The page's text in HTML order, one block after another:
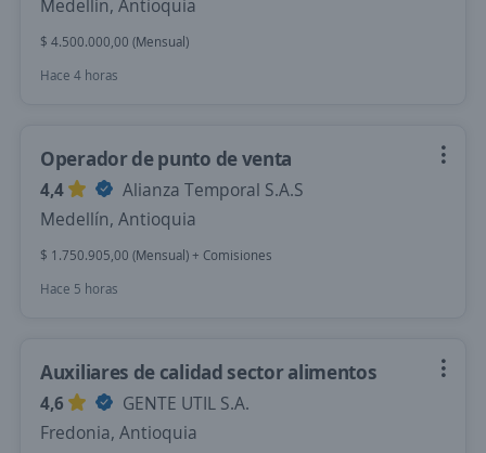
Medellín, Antioquia
$ 4.500.000,00 (Mensual)
Hace 4 horas
Operador de punto de venta
4,4
Alianza Temporal S.A.S
Medellín, Antioquia
$ 1.750.905,00 (Mensual) + Comisiones
Hace 5 horas
Auxiliares de calidad sector alimentos
4,6
GENTE UTIL S.A.
Fredonia, Antioquia